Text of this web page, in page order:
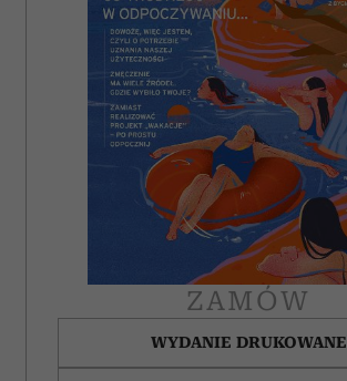
ZAMÓW
WYDANIE DRUKOWANE